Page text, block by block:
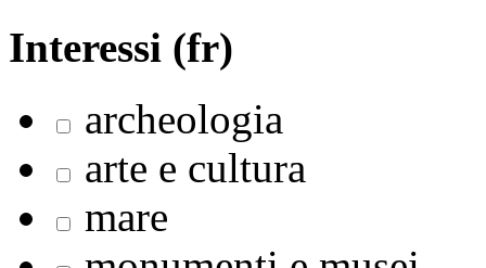
Interessi (fr)
archeologia
arte e cultura
mare